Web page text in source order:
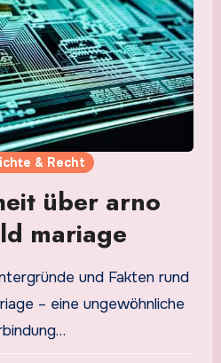
& Recht
über arno
mariage
und Fakten rund
– eine ungewöhnliche